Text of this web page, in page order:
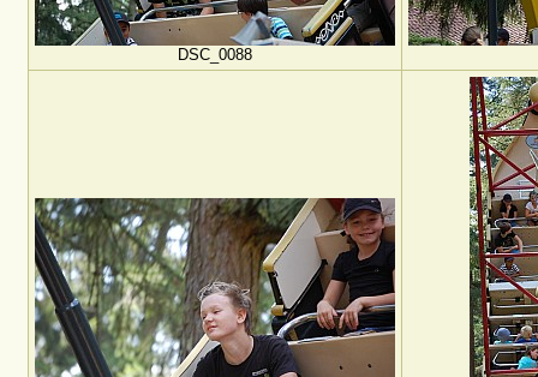
DSC_0088